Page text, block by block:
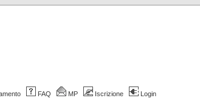
FAQ MP Iscrizione Login